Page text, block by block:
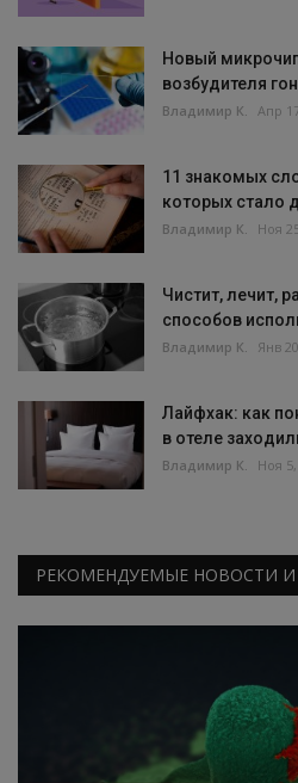
Новый
возбудителя
Владимир К. Апр
11 знакомых
которых стало
Владимир К. Ноя
Чистит, лечит,
способов
Владимир К. Янв
Лайфхак: как
в отеле
Владимир К. Ноя
РЕКОМЕНДУЕМЫЕ НОВОСТИ И